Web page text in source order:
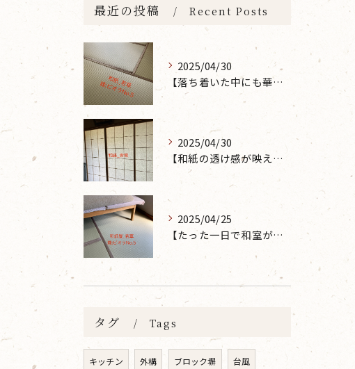
最近の投稿 Recent Posts
2025/04/30
【落ち着いた中にも華やかな雰囲気を】大分市で畳の表替えなら 張替本舗 金沢屋 坂ノ市店へ
2025/04/30
【和紙の透け感が映えるとても素敵な空間に】大分市で障子の張り替えなら 張替本舗 金沢屋 坂ノ市店へ
2025/04/25
【たった一日で和室が生まれ変わった話】畳の表替えなら 張替本舗 金沢屋 坂ノ市店へ
タグ Tags
キッチン 外構 ブロック塀 台風